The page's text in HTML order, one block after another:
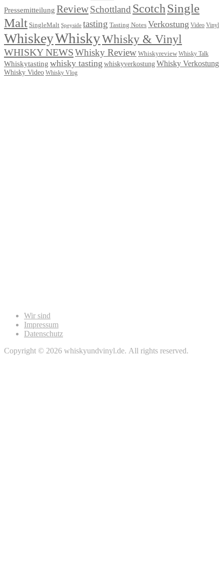
Pressemitteilung ReviewSchottland ScotchSingle
Malt SingleMalt Speyside tasting Tasting Notes Verkostung Video Vinyl
WhiskeyWhiskyWhisky & Vinyl
WHISKY NEWSWhisky Review Whiskyreview Whisky Talk
Whiskytasting whisky tasting whiskyverkostung Whisky Verkostung
Whisky Video Whisky Vlog
Wir sind
Impressum
Datenschutz
Copyright © 2026 whiskyundvinyl.de. All rights reserved.